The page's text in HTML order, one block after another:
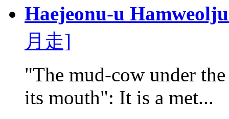
Haejeonu-u Hamweolju
月走]
"The mud-cow under
its mouth": It is a met...